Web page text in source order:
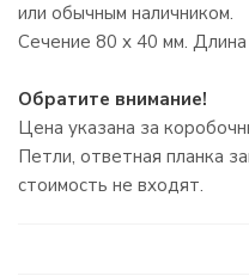
или обычным наличником.
Сечение 80 х 40 мм.
Обратите внимание!
Цена указана за
Петли, ответная планка
стоимость не входят.